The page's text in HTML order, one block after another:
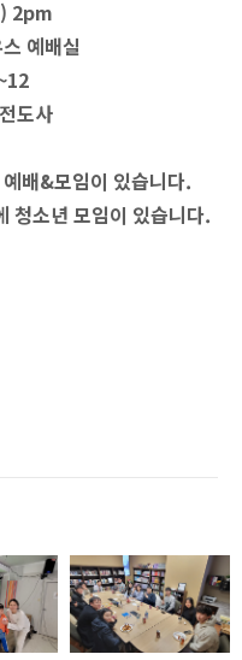
2pm
예배실
도사
배&모임이 있습니다.
청소년 모임이 있습니다.